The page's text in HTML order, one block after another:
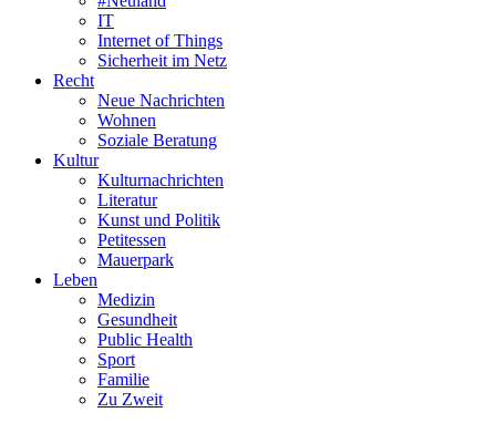
IT
Internet of Things
Sicherheit im Netz
Recht
Neue Nachrichten
Wohnen
Soziale Beratung
Kultur
Kulturnachrichten
Literatur
Kunst und Politik
Petitessen
Mauerpark
Leben
Medizin
Gesundheit
Public Health
Sport
Familie
Zu Zweit